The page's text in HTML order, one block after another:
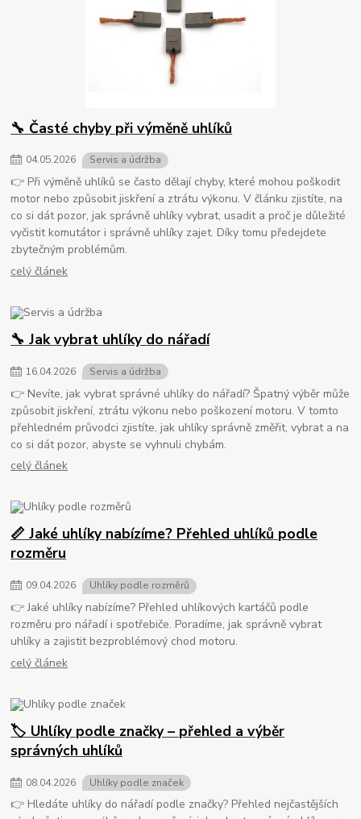
🔧 Časté chyby při výměně uhlíků
04.05.2026 Servis a údržba
👉 Při výměně uhlíků se často dělají chyby, které mohou poškodit
motor nebo způsobit jiskření a ztrátu výkonu. V článku zjistíte, na
co si dát pozor, jak správně uhlíky vybrat, usadit a proč je důležité
vyčistit komutátor i správně uhlíky zajet. Díky tomu předejdete
zbytečným problémům.
celý článek
🔧 Jak vybrat uhlíky do nářadí
16.04.2026 Servis a údržba
👉 Nevíte, jak vybrat správné uhlíky do nářadí? Špatný výběr může
způsobit jiskření, ztrátu výkonu nebo poškození motoru. V tomto
přehledném průvodci zjistíte, jak uhlíky správně změřit, vybrat a na
co si dát pozor, abyste se vyhnuli chybám.
celý článek
📏 Jaké uhlíky nabízíme? Přehled uhlíků podle
rozměru
09.04.2026 Uhlíky podle rozměrů
👉 Jaké uhlíky nabízíme? Přehled uhlíkových kartáčů podle
rozměru pro nářadí i spotřebiče. Poradíme, jak správně vybrat
uhlíky a zajistit bezproblémový chod motoru.
celý článek
🏷️ Uhlíky podle značky – přehled a výběr
správných uhlíků
08.04.2026 Uhlíky podle značek
👉 Hledáte uhlíky do nářadí podle značky? Přehled nejčastějších